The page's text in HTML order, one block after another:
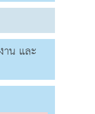
าน และ